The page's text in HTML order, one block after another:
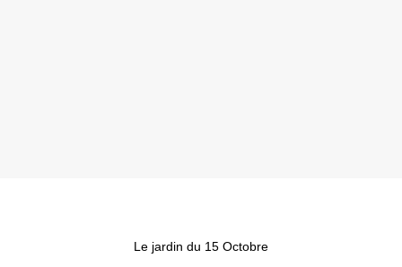
Le jardin du 15 Octobre